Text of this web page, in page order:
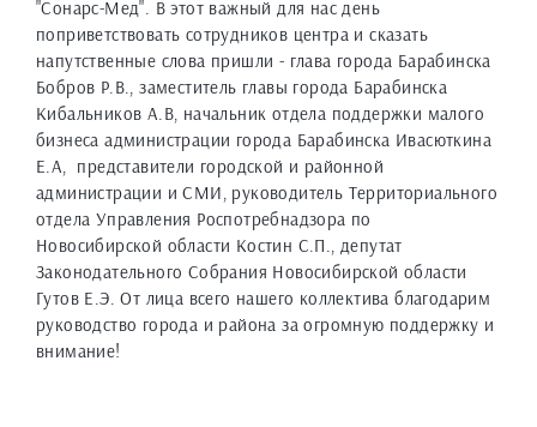
"Сонарс-Мед". В этот важный для нас день
поприветствовать сотрудников центра и сказать
напутственные слова пришли - глава города Барабинска
Бобров Р.В., заместитель главы города Барабинска
Кибальников А.В, начальник отдела поддержки малого
бизнеса администрации города Барабинска Ивасюткина
Е.А, представители городской и районной
администрации и СМИ, руководитель Территориального
отдела Управления Роспотребнадзора по
Новосибирской области Костин С.П., депутат
Законодательного Собрания Новосибирской области
Гутов Е.Э. От лица всего нашего коллектива благодарим
руководство города и района за огромную поддержку и
внимание!